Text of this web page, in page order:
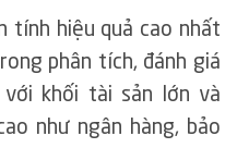
tính hiệu quả cao nhất
phân tích, đánh giá
với khối tài sản lớn và
như ngân hàng, bảo